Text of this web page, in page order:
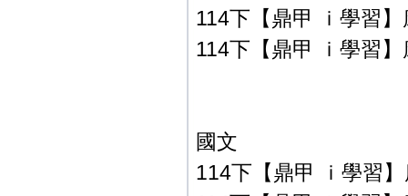
114下【鼎甲 ｉ學習
114下【鼎甲 ｉ學習
國文
114下【鼎甲 ｉ學習